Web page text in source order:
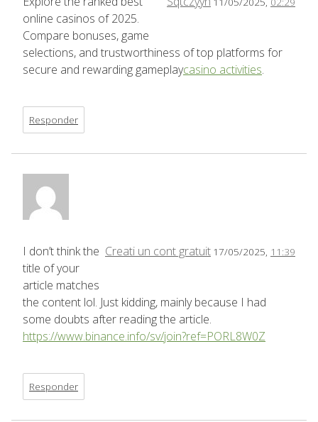
online casinos of 2025.
Compare bonuses, game
selections, and trustworthiness of top platforms for
secure and rewarding gameplaycasino activities.
Responder
Creati un cont gratuit 17/05/2025, 11:39
I don’t think the
title of your
article matches
the content lol. Just kidding, mainly because I had
some doubts after reading the article.
https://www.binance.info/sv/join?ref=PORL8W0Z
Responder